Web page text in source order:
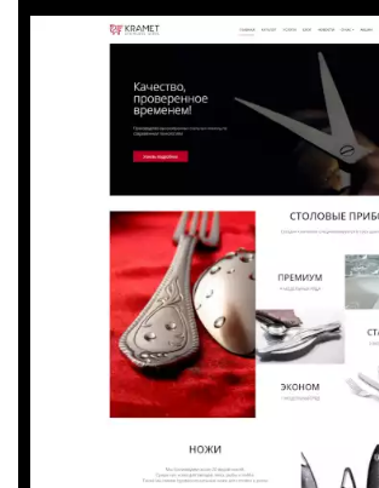
Перейти на сайт